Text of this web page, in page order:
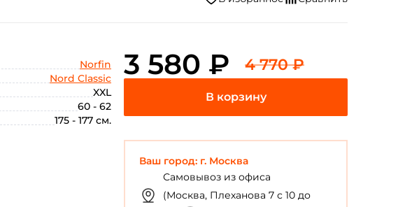
Norfin
Nord Classic
XXL
60 - 62
175 - 177 см.
3 580 ₽ 4 770 ₽
Ваш город: г. Москва
Самовывоз из офиса
(Москва, Плеханова 7 с 10 до